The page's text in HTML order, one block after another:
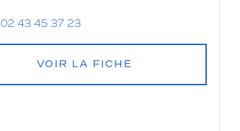
02 43 45 37 23
VOIR LA FICHE